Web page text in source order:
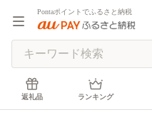
Pontaポイントでふるさと納税
返礼品 ランキング